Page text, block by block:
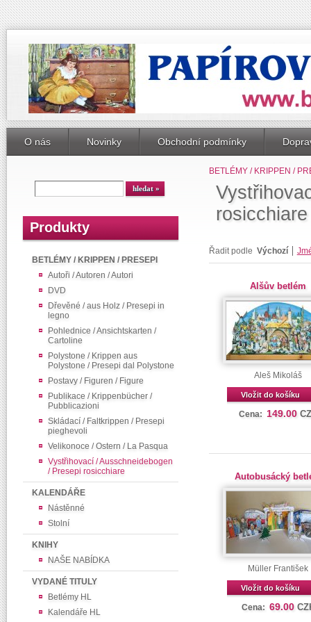
O nás Novinky Obchodní podmínky
Produkty
BETLÉMY / KRIPPEN / PRESEPI
Autoři / Autoren / Autori
DVD
Dřevěné / aus Holz / Presepi in
legno
Pohlednice / Ansichtskarten /
Cartoline
Polystone / Krippen aus
Polystone / Presepi dal Polystone
Postavy / Figuren / Figure
Publikace / Krippenbücher /
Pubblicazioni
Skládací / Faltkrippen / Presepi
pieghevoli
Velikonoce / Ostern / La Pasqua
Vystřihovací / Ausschneidebogen
/ Presepi rosicchiare
KALENDÁŘE
Nástěnné
Stolní
KNIHY
NAŠE NABÍDKA
VYDANÉ TITULY
Betlémy HL
Kalendáře HL
rosicchiare
BETLÉMY / KRIPPEN /
Řadit podle Výchozí
Alšův betlém
Aleš Mikoláš
Vložit do košíku
Cena: 149.00
Autobusácký
Müller František
Vložit do košíku
Cena: 69.00